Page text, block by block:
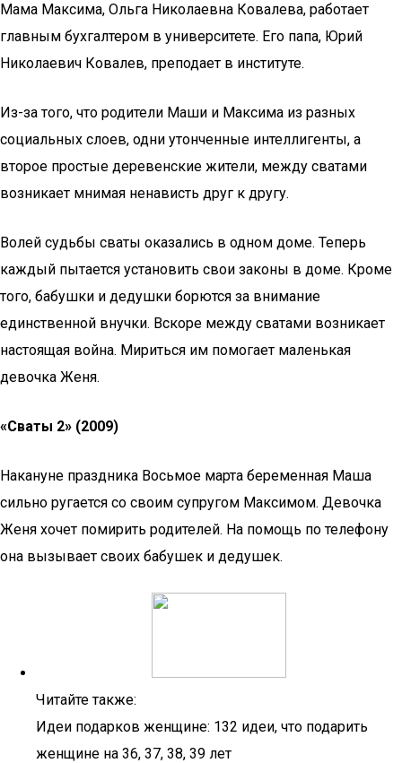
Мама Максима, Ольга Николаевна Ковалева, работает
главным бухгалтером в университете. Его папа, Юрий
Николаевич Ковалев, преподает в институте.
Из-за того, что родители Маши и Максима из разных
социальных слоев, одни утонченные интеллигенты, а
второе простые деревенские жители, между сватами
возникает мнимая ненависть друг к другу.
Волей судьбы сваты оказались в одном доме. Теперь
каждый пытается установить свои законы в доме. Кроме
того, бабушки и дедушки борются за внимание
единственной внучки. Вскоре между сватами возникает
настоящая война. Мириться им помогает маленькая
девочка Женя.
«Сваты 2» (2009)
Накануне праздника Восьмое марта беременная Маша
сильно ругается со своим супругом Максимом. Девочка
Женя хочет помирить родителей. На помощь по телефону
она вызывает своих бабушек и дедушек.
Читайте также:
Идеи подарков женщине: 132 идеи, что подарить
женщине на 36, 37, 38, 39 лет